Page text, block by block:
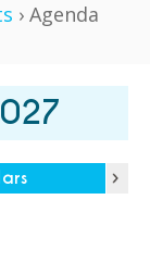
› Agenda